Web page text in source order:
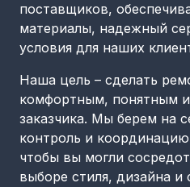
поставщиков,
материалы, надежный
условия для наших
Наша цель – сделать
комфортным, понятным
заказчика. Мы берем на
контроль и
чтобы вы могли
выборе стиля, дизайна и